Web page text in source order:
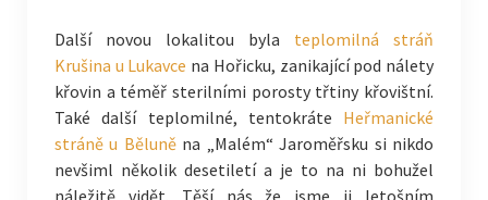
Další novou lokalitou byla teplomilná stráň
Krušina u Lukavce na Hořicku, zanikající pod nálety
křovin a téměř sterilními porosty třtiny křovištní.
Také další teplomilné, tentokráte Heřmanické
stráně u Běluněna „Malém“ Jaroměřsku si nikdo
nevšiml několik desetiletí a je to na ni bohužel